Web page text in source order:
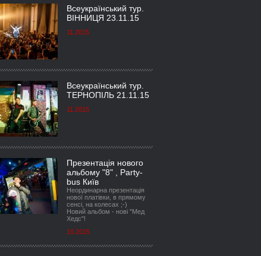
Всеукраїнський тур.
ВІННИЦЯ 23.11.15
11.2015
Всеукраїнський тур.
ТЕРНОПІЛЬ 21.11.15
11.2015
Презентація нового
альбому "8" , Party-
bus Київ
Неординарна презентація
нової платівки, в прямому
сенсі, на колесах ;-)
Новий альбом - нові "Мед
Хедс"!
10.2015